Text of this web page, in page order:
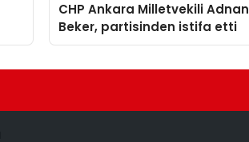
CHP Ankara Milletvekili Adnan
Beker, partisinden istifa etti